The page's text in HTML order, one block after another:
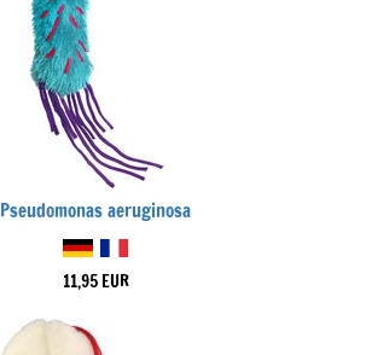
Pseudomonas aeruginosa
11,95 EUR